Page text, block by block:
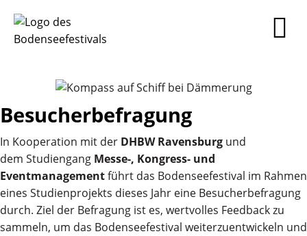
Besucherbefragung
In Kooperation mit der DHBW Ravensburg und
dem Studiengang Messe-, Kongress- und
Eventmanagementführt das Bodenseefestival im Rahmen
eines Studienprojekts dieses Jahr eine Besucherbefragung
durch. Ziel der Befragung ist es, wertvolles Feedback zu
sammeln, um das Bodenseefestival weiterzuentwickeln und